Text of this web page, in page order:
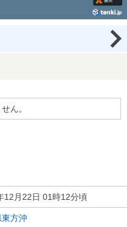
ん。
12月22日 01時12分頃
方沖